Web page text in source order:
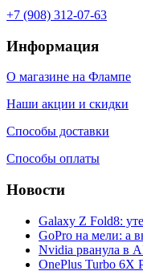
+7 (908) 312-07-63
Информация
О магазине на Флампе
Наши акции и скидки
Способы доставки
Способы оплаты
Новости
Galaxy Z Fold8:
GoPro на мели: а
Nvidia рванула в
OnePlus Turbo 6X